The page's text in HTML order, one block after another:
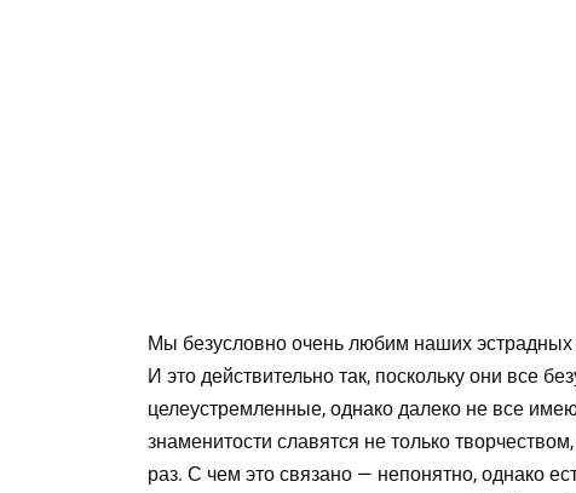
Мы безусловно очень любим наших
И это действительно так, поскольку они все
целеустремленные, однако далеко не все
знаменитости славятся не только
раз. С чем это связано — непонятно, однако